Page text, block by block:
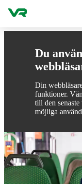
Du
Din
funktioner.
till den
möjliga
Gå till innehållet